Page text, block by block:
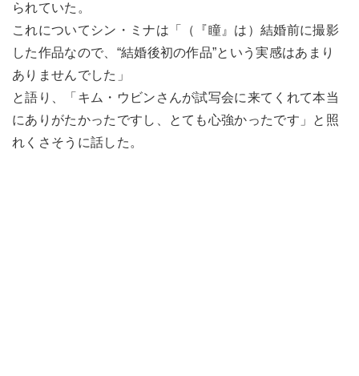
られていた。
これについてシン・ミナは「（『瞳』は）結婚前に撮影
した作品なので、“結婚後初の作品”という実感はあまり
ありませんでした」
と語り、「キム・ウビンさんが試写会に来てくれて本当
にありがたかったですし、とても心強かったです」と照
れくさそうに話した。